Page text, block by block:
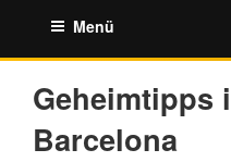
springen
Menü
Geheimtipps
Barcelona